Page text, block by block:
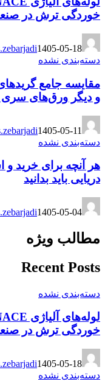
خوردگی ترش در
1405-05-18
دسته‌بندی نشده
و دیگر ورق‌های سری P در استاندارد DIN و EN
1405-05-11
دسته‌بندی نشده
دریایی باید بدانید
1405-05-04
مطالب ویژه
Recent Posts
دسته‌بندی نشده
خوردگی ترش در
1405-05-18
دسته‌بندی نشده